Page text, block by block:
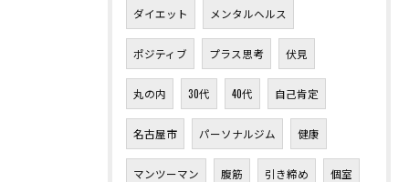
ダイエット メンタルヘルス
ポジティブ プラス思考 伏見
丸の内 30代 40代 自己肯定
名古屋市 パーソナルジム 健康
マンツーマン 腹筋 引き締め 個室